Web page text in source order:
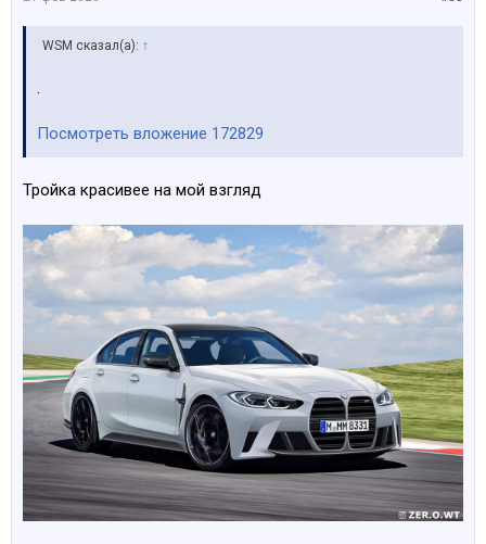
WSM сказал(а): ↑
.
Посмотреть вложение 172829
Тройка красивее на мой взгляд